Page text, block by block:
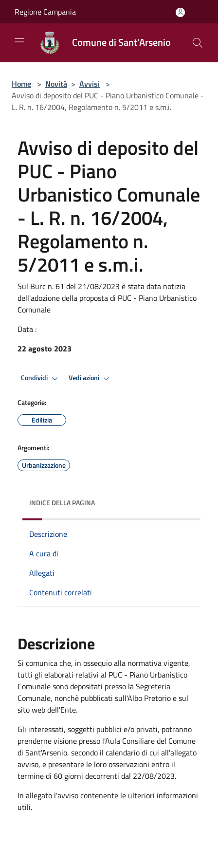
Regione Campania
Comune di Sant'Arsenio
Home > Novità > Avvisi >
Avviso di deposito del PUC - Piano Urbanistico Comunale -
L. R. n. 16/2004, Regolamento n. 5/2011 e s.m.i.
Avviso di deposito del
PUC - Piano
Urbanistico Comunale
- L. R. n. 16/2004,
Regolamento n.
5/2011 e s.m.i.
Sul Burc n. 61 del 21/08/2023 è stata data notizia
dell'adozione della proposta di PUC - Piano Urbanistico
Comunale
Data :
22 agosto 2023
Condividi Vedi azioni
Categorie:
Edilizia
Argomenti:
Urbanizzazione
INDICE DELLA PAGINA
Descrizione
A cura di
Allegati
Contenuti correlati
Descrizione
Si comunica che, in ossequio alla normativa vigente,
tutti gli elaborati relativi al PUC - Piano Urbanistico
Comunale sono depositati presso la Segreteria
Comunale, nonchè pubblicati sull'Albo Pretorio e sul
sito web dell'Ente.
Gli interessati, soggetti pubblici e/o privati, potranno
prenderne visione presso l'Aula Consiliare del Comune
di Sant'Arsenio, secondo il calendario di cui all'allegato
avviso, e presentare le loro osservazioni entro il
termine di 60 giorni decorrenti dal 22/08/2023.
In allegato l'avviso contenente le ulteriori informazioni
utili.